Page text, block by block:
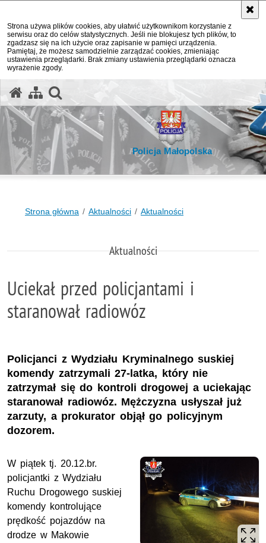
Strona używa plików cookies, aby ułatwić użytkownikom korzystanie z
serwisu oraz do celów statystycznych. Jeśli nie blokujesz tych plików, to
zgadzasz się na ich użycie oraz zapisanie w pamięci urządzenia.
Pamiętaj, że możesz samodzielnie zarządzać cookies, zmieniając
ustawienia przeglądarki. Brak zmiany ustawienia przeglądarki oznacza
wyrażenie zgody.
Policja Małopolska
Strona główna Aktualności Aktualności
Aktualności
Uciekał przed policjantami i
staranował radiowóz
Policjanci z Wydziału Kryminalnego suskiej
komendy zatrzymali 27-latka, który nie
zatrzymał się do kontroli drogowej a uciekając
staranował radiowóz. Mężczyzna usłyszał już
zarzuty, a prokurator objął go policyjnym
dozorem.
W piątek tj. 20.12.br.
policjantki z Wydziału
Ruchu Drogowego suskiej
komendy kontrolujące
prędkość pojazdów na
drodze w Makowie